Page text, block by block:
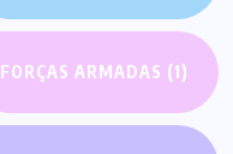
FORÇAS ARMADAS (1)